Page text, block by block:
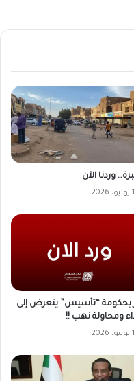
وردنا الآن
بحكومة “تأسيس” يتعرض إلى
ومحاولة نهب !!